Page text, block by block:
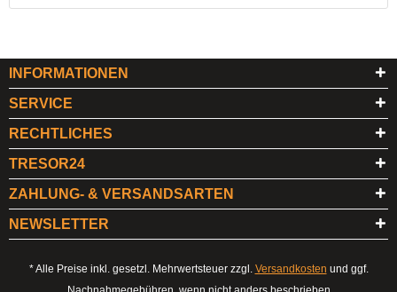
INFORMATIONEN
SERVICE
RECHTLICHES
TRESOR24
ZAHLUNG- & VERSANDSARTEN
NEWSLETTER
* Alle Preise inkl. gesetzl. Mehrwertsteuer zzgl. Versandkosten und ggf.